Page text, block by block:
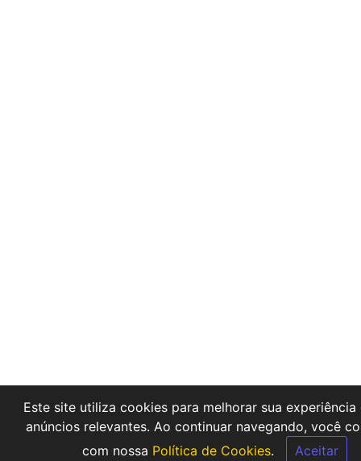
Este site utiliza cookies para melhorar sua experiência
anúncios relevantes. Ao continuar navegando, você
com nossa Política de Cookies. Aceitar